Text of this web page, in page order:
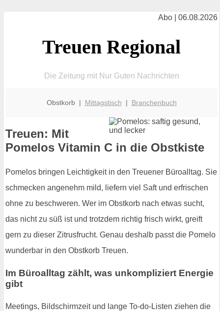
Abo | 06.08.2026
Treuen Regional
Die Zeitung mit Nur Guten Nachrichten
Obstkorb | Mittagstisch | Branchenbuch
Treuen: Mit
Pomelos Vitamin C in die Obstkiste
Pomelos bringen Leichtigkeit in den Treuener Büroalltag. Sie
schmecken angenehm mild, liefern viel Saft und erfrischen
ohne zu beschweren. Wer im Obstkorb nach etwas sucht,
das nicht zu süß ist und trotzdem richtig frisch wirkt, greift
gern zu dieser Zitrusfrucht. Genau deshalb passt die Pomelo
wunderbar in den Obstkorb Treuen.
Im Büroalltag zählt, was unkompliziert Energie
gibt
Meetings, Bildschirmzeit und lange To-do-Listen ziehen die